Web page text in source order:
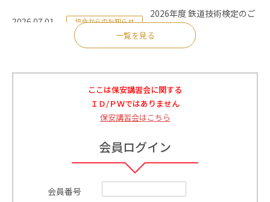
2026.07.01 協会からのお知らせ
2026年度 鉄道技術検定のご
プしました
協会からのお知らせ
協会誌６月号を電子版にアッ
プしました
保安講習会情報
講習会情報が更新されまし
一覧を見る
ここは保安講習会に関する
ＩＤ/ＰＷではありません
保安講習会はこちら
会員ログイン
会員番号